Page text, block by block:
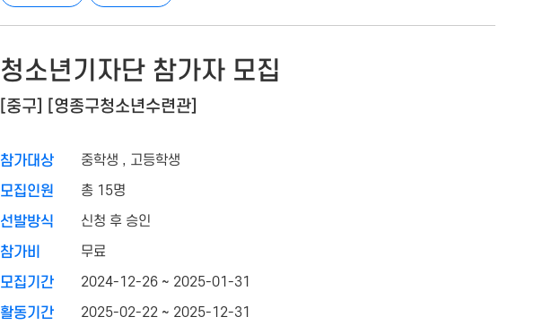
청소년기자단 참가자 모집
[중구] [영종구청소년수련관]
참가대상
중학생 , 고등학생
모집인원
총 15명
선발방식
신청 후 승인
참가비
무료
모집기간
2024-12-26 ~ 2025-01-31
활동기간
2025-02-22 ~ 2025-12-31